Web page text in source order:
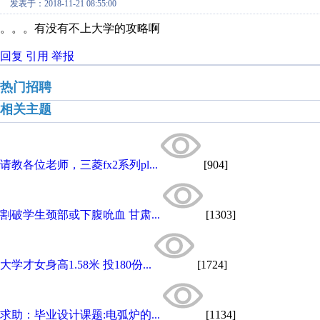
发表于：2018-11-21 08:55:00
。。。有没有不上大学的攻略啊
回复 引用 举报
热门招聘
相关主题
请教各位老师，三菱fx2系列pl... [904]
割破学生颈部或下腹吮血 甘肃... [1303]
大学才女身高1.58米 投180份... [1724]
求助：毕业设计课题:电弧炉的... [1134]